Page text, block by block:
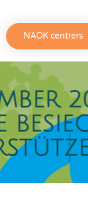
NAOK centrers